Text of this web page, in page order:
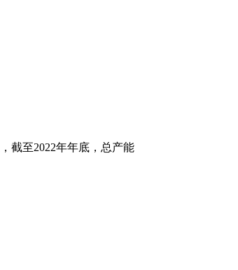
截至2022年年底，总产能